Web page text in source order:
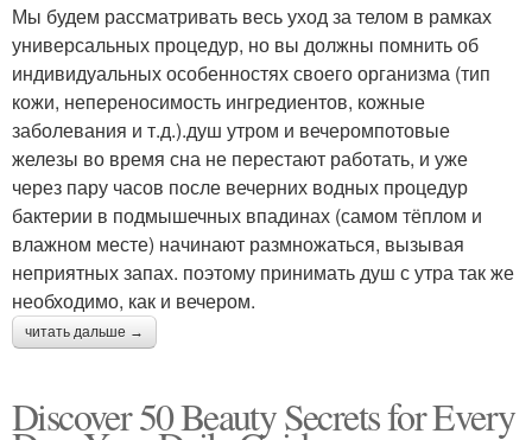
Мы будем рассматривать весь уход за телом в рамках
универсальных процедур, но вы должны помнить об
индивидуальных особенностях своего организма (тип
кожи, непереносимость ингредиентов, кожные
заболевания и т.д.).душ утром и вечеромпотовые
железы во время сна не перестают работать, и уже
через пару часов после вечерних водных процедур
бактерии в подмышечных впадинах (самом тёплом и
влажном месте) начинают размножаться, вызывая
неприятных запах. поэтому принимать душ с утра так же
необходимо, как и вечером.
читать дальше →
Discover 50 Beauty Secrets for Every